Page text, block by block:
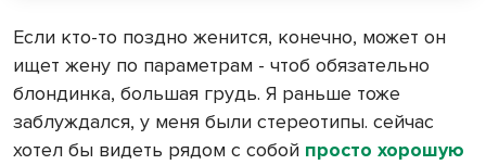
Если кто-то поздно женится, конечно, может он
ищет жену по параметрам - чтоб обязательно
блондинка, большая грудь. Я раньше тоже
заблуждался, у меня были стереотипы. сейчас
хотел бы видеть рядом с собой просто хорошую